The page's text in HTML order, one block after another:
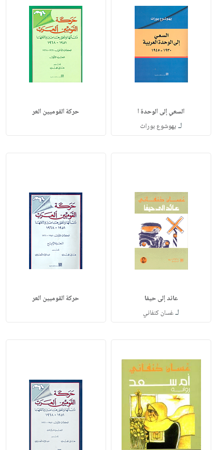
السعي إلى الوحدة ا
لـ يهوشوع بوراث
حركة القوميين العر
عائد إلى حيفا
لـغسان كنفاني
حركة القوميين العر